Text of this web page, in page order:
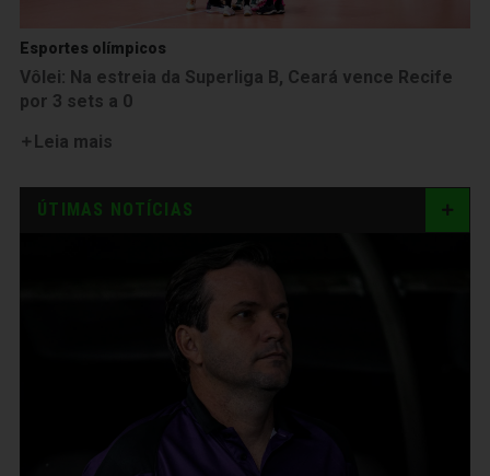
Esportes olímpicos
Vôlei: Na estreia da Superliga B, Ceará vence Recife
por 3 sets a 0
Leia mais
ÚTIMAS NOTÍCIAS